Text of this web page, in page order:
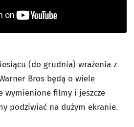
(do grudnia) wrażenia z
Bros będą o wiele
wymienione filmy i jeszcze
podziwiać na dużym ekranie.